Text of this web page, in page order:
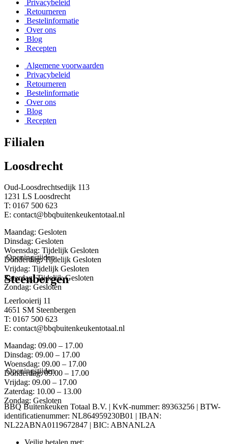
Privacybeleid
Retourneren
Bestelinformatie
Over ons
Blog
Recepten
Algemene voorwaarden
Privacybeleid
Retourneren
Bestelinformatie
Over ons
Blog
Recepten
Filialen
Loosdrecht
Oud-Loosdrechtsedijk 113
1231 LS Loosdrecht
T: 0167 500 623
E: contact@bbqbuitenkeukentotaal.nl
Maandag: Gesloten
Dinsdag: Gesloten
Woensdag: Tijdelijk Gesloten
Donderdag: Tijdelijk Gesloten
Vrijdag: Tijdelijk Gesloten
Zaterdag: Tijdelijk Gesloten
Zondag: Gesloten
Openingstijden
Steenbergen
Leerlooierij 11
4651 SM Steenbergen
T: 0167 500 623
E: contact@bbqbuitenkeukentotaal.nl
Maandag: 09.00 – 17.00
Dinsdag: 09.00 – 17.00
Woensdag: 09.00 – 17.00
Donderdag: 09.00 – 17.00
Vrijdag: 09.00 – 17.00
Zaterdag: 10.00 – 13.00
Zondag: Gesloten
Openingstijden
BBQ Buitenkeuken Totaal B.V. | KvK-nummer: 89363256 | BTW-
identificatienummer: NL864959230B01 | IBAN:
NL22ABNA0119672847 | BIC: ABNANL2A